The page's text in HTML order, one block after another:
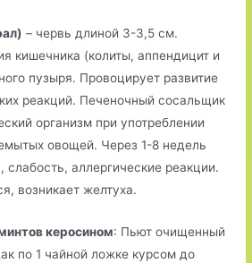
– червь длиной 3-3,5 см.
кишечника (колиты, аппендицит и
пузыря. Провоцирует развитие
реакций. Печеночный сосальщик
организм при употреблении
овощей. Через 1-8 недель
слабость, аллергические реакции.
возникает желтуха.
керосином: Пьют очищенный
по 1 чайной ложке курсом до